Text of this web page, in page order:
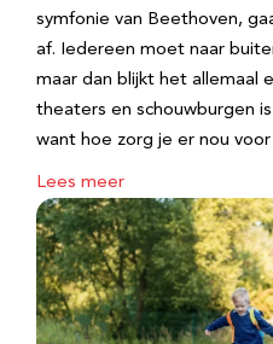
symfonie van Beethoven,
af. Iedereen moet naar
maar dan blijkt het allemaal
theaters en schouwburgen
want hoe zorg je er nou
Lees meer